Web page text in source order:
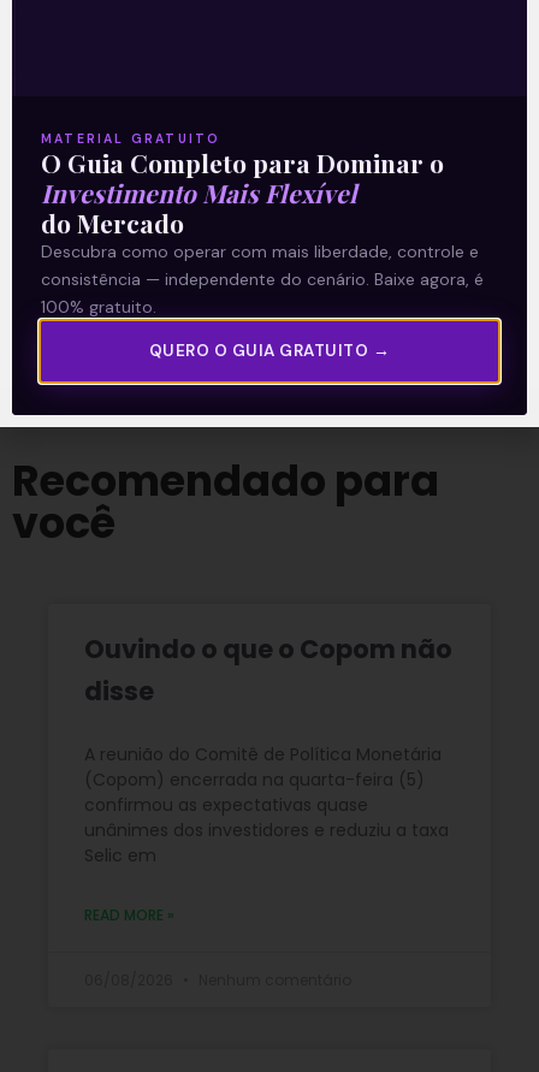
O conteúdo foi útil para você? Compartilhe!
Recomendado para
você
Ouvindo o que o Copom não
disse
A reunião do Comitê de Política Monetária
(Copom) encerrada na quarta-feira (5)
confirmou as expectativas quase
unânimes dos investidores e reduziu a taxa
Selic em
READ MORE »
MATERIAL GRATUITO
O Guia Completo para Dominar o
Investimento Mais Flexível
do Mercado
Descubra como operar com mais liberdade, controle e
consistência — independente do cenário. Baixe agora, é
100% gratuito.
QUERO O GUIA GRATUITO →